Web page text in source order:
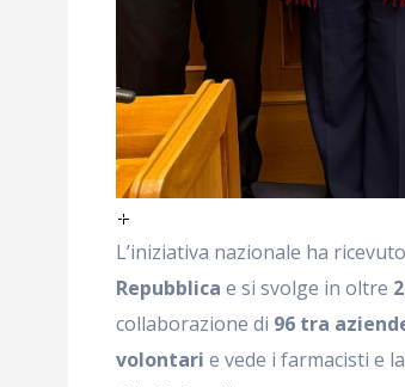
L’iniziativa nazionale ha
Repubblica e si svolge in oltre
collaborazione di 96 tra
volontari e vede i farmacisti e